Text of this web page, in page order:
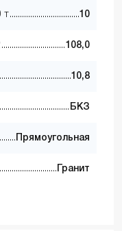
т 10
108,0
10,8
БКЗ
Прямоугольная
Гранит